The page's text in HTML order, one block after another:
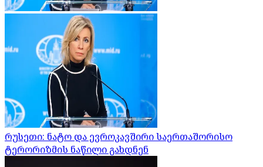
რუსეთი: ნატო და ევროკავშირი საერთაშორისო
ტერორიზმის ნაწილი გახდნენ